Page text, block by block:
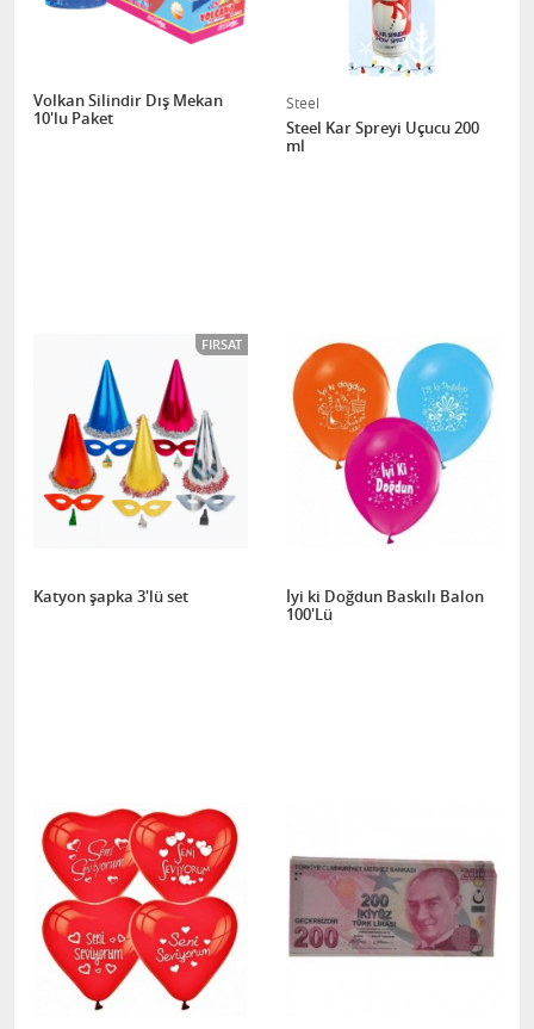
Volkan Silindir Dış Mekan
10'lu Paket
Steel
Steel Kar Spreyi Uçucu 200
ml
FIRSAT
Katyon şapka 3'lü set
İyi ki Doğdun Baskılı Balon
100'Lü